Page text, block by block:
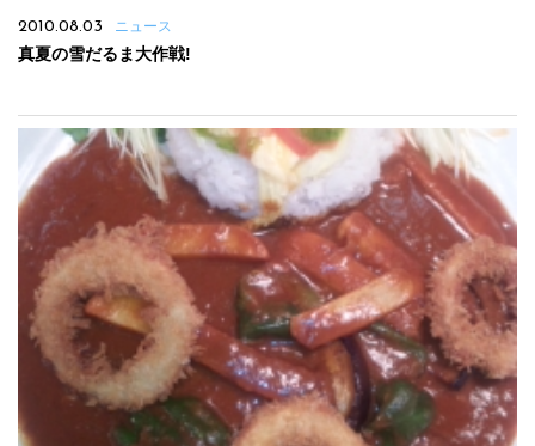
2010.08.03 ニュース
真夏の雪だるま大作戦!